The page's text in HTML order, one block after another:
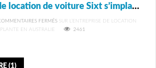
L’entreprise de location de voiture Sixt s’implante en Australie
FERMÉS SUR L’ENTREPRISE DE LOCATION
EN AUSTRALIE
2461
(1)